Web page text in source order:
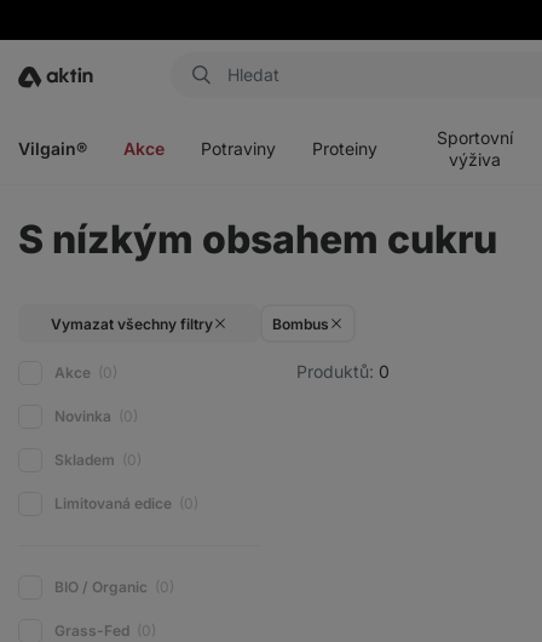
Aktin
Vilgain® Akce Potraviny Proteiny
Sportovní
výživa
S nízkým obsahem cukru
Vymazat všechny filtry Bombus
Produktů: 0
Akce (0)
Novinka (0)
Skladem (0)
Limitovaná edice (0)
BIO / Organic (0)
Grass-Fed (0)